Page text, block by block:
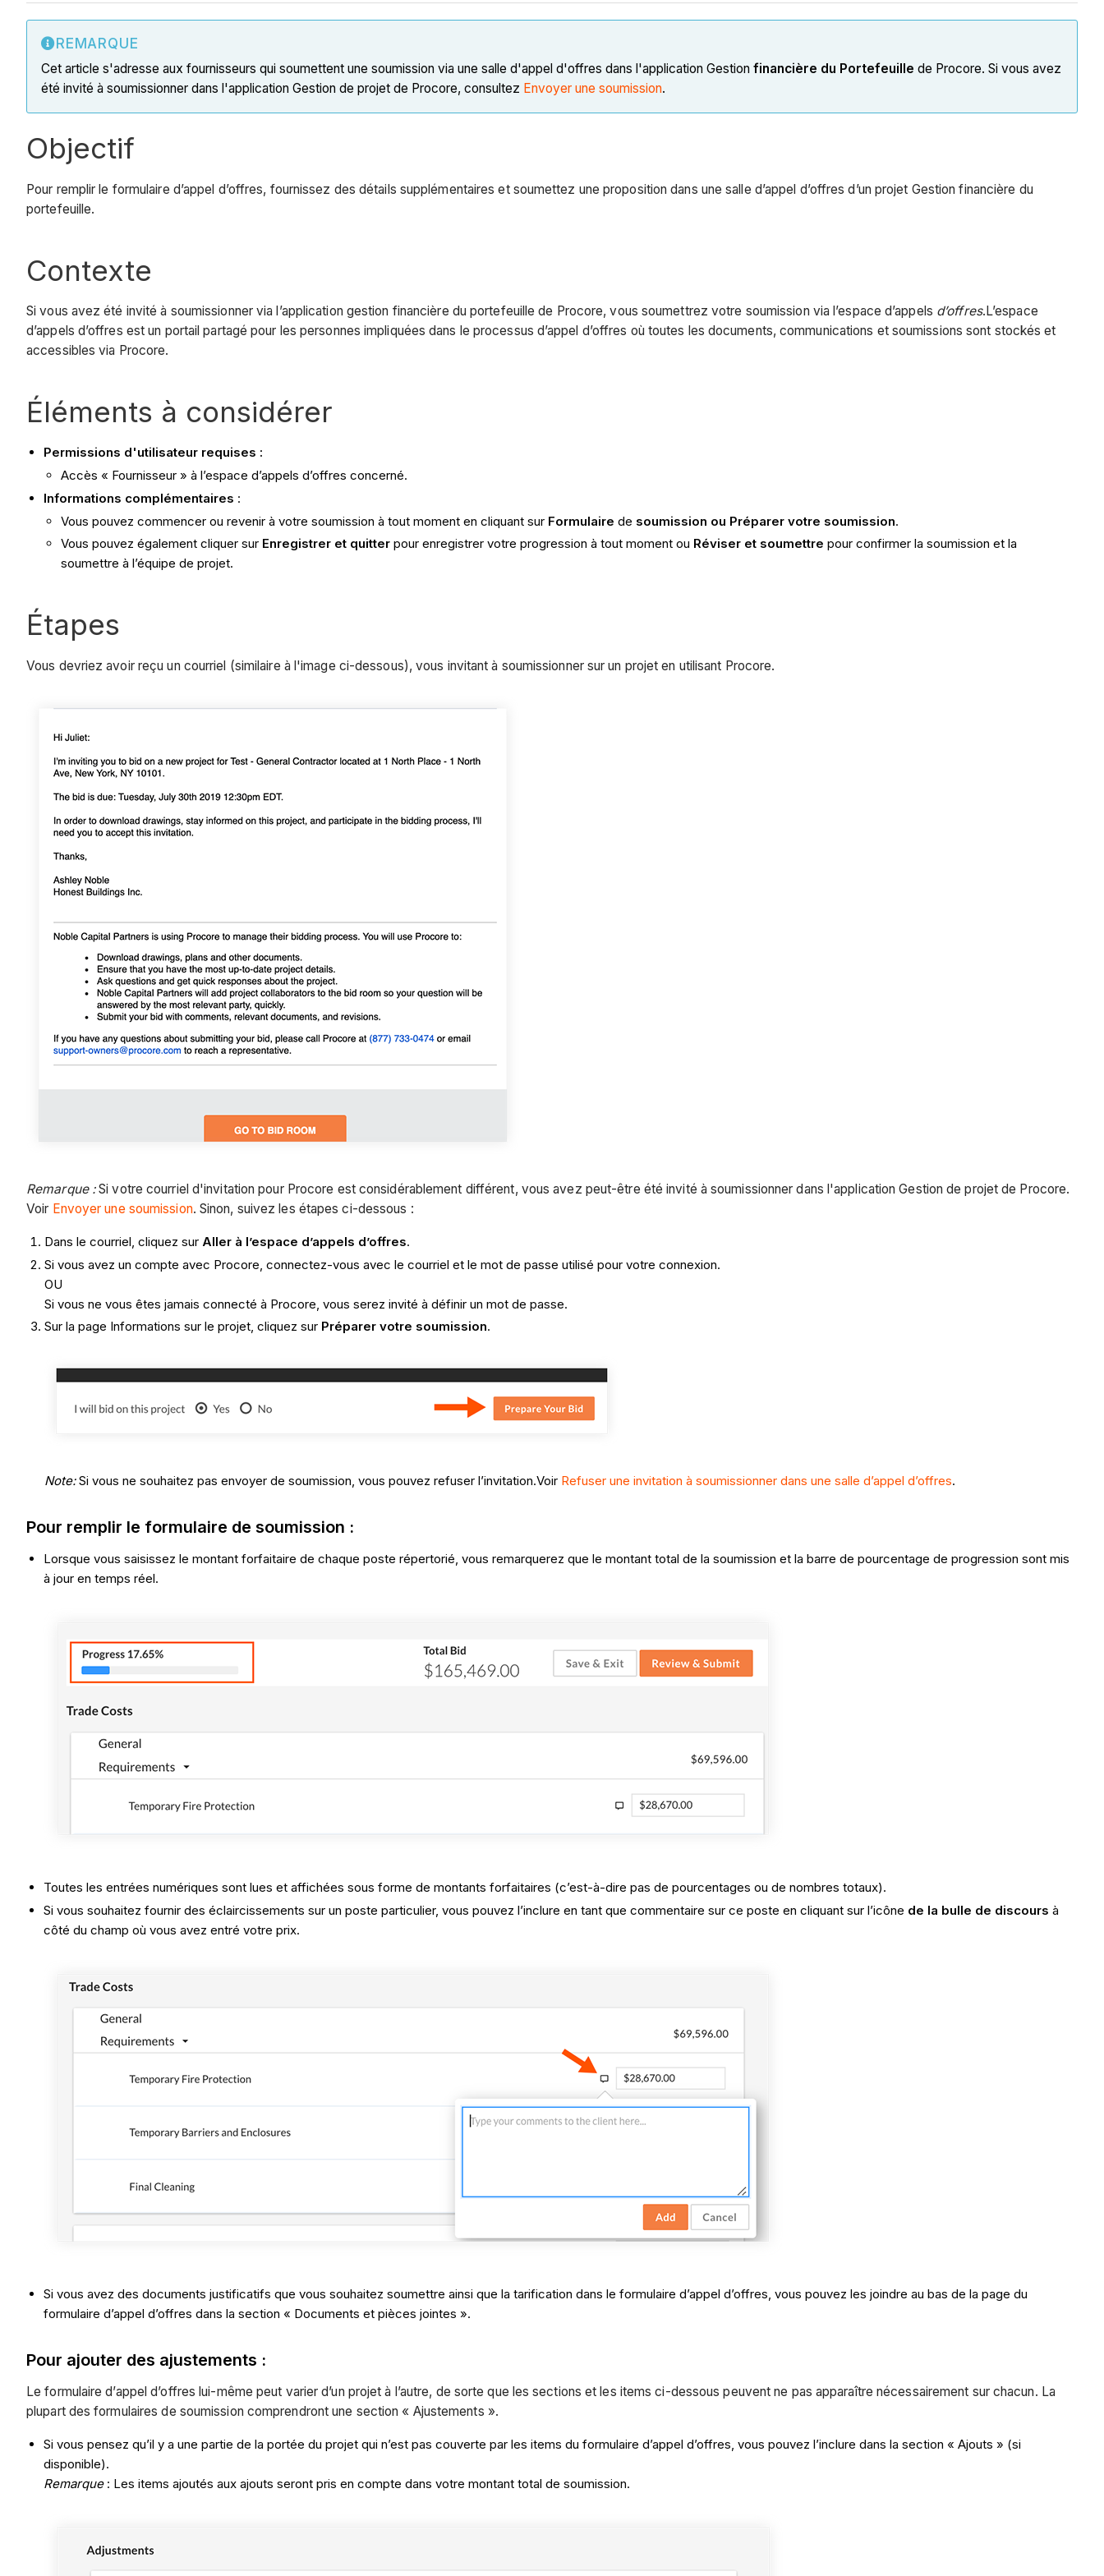
REMARQUE
Cet article s'adresse aux fournisseurs qui soumettent une soumission via une salle d'appel d'offres dans l'application Gestion financière du Portefeuille de Procore. Si vous avez
été invité à soumissionner dans l'application Gestion de projet de Procore, consultez Envoyer une soumission.
Objectif
Pour remplir le formulaire d’appel d’offres, fournissez des détails supplémentaires et soumettez une proposition dans une salle d’appel d’offres d’un projet Gestion financière du
portefeuille.
Contexte
Si vous avez été invité à soumissionner via l’application gestion financière du portefeuille de Procore, vous soumettrez votre soumission via l’espace d’appels d’offres.L’espace
d’appels d’offres est un portail partagé pour les personnes impliquées dans le processus d’appel d’offres où toutes les documents, communications et soumissions sont stockés et
accessibles via Procore.
Éléments à considérer
Permissions d'utilisateur requises :
Accès « Fournisseur » à l’espace d’appels d’offres concerné.
Informations complémentaires :
Vous pouvez commencer ou revenir à votre soumission à tout moment en cliquant sur Formulaire de soumission ou Préparer votre soumission.
Vous pouvez également cliquer sur Enregistrer et quitter pour enregistrer votre progression à tout moment ou Réviser et soumettre pour confirmer la soumission et la
soumettre à l’équipe de projet.
Étapes
Vous devriez avoir reçu un courriel (similaire à l'image ci-dessous), vous invitant à soumissionner sur un projet en utilisant Procore.
Remarque :Si votre courriel d'invitation pour Procore est considérablement différent, vous avez peut-être été invité à soumissionner dans l'application Gestion de projet de Procore.
Voir Envoyer une soumission. Sinon, suivez les étapes ci-dessous :
Dans le courriel, cliquez sur Aller à l’espace d’appels d’offres.
Si vous avez un compte avec Procore, connectez-vous avec le courriel et le mot de passe utilisé pour votre connexion.
OU
Si vous ne vous êtes jamais connecté à Procore, vous serez invité à définir un mot de passe.
Sur la page Informations sur le projet, cliquez sur Préparer votre soumission.
Note:Si vous ne souhaitez pas envoyer de soumission, vous pouvez refuser l’invitation.Voir Refuser une invitation à soumissionner dans une salle d’appel d’offres.
Pour remplir le formulaire de soumission :
Lorsque vous saisissez le montant forfaitaire de chaque poste répertorié, vous remarquerez que le montant total de la soumission et la barre de pourcentage de progression sont mis
à jour en temps réel.
Toutes les entrées numériques sont lues et affichées sous forme de montants forfaitaires (c’est-à-dire pas de pourcentages ou de nombres totaux).
Si vous souhaitez fournir des éclaircissements sur un poste particulier, vous pouvez l’inclure en tant que commentaire sur ce poste en cliquant sur l’icône de la bulle de discours à
côté du champ où vous avez entré votre prix.
Si vous avez des documents justificatifs que vous souhaitez soumettre ainsi que la tarification dans le formulaire d’appel d’offres, vous pouvez les joindre au bas de la page du
formulaire d’appel d’offres dans la section « Documents et pièces jointes ».
Pour ajouter des ajustements :
Le formulaire d’appel d’offres lui-même peut varier d’un projet à l’autre, de sorte que les sections et les items ci-dessous peuvent ne pas apparaître nécessairement sur chacun. La
plupart des formulaires de soumission comprendront une section « Ajustements ».
Si vous pensez qu’il y a une partie de la portée du projet qui n’est pas couverte par les items du formulaire d’appel d’offres, vous pouvez l’inclure dans la section « Ajouts » (si
disponible).
Remarque: Les items ajoutés aux ajouts seront pris en compte dans votre montant total de soumission.